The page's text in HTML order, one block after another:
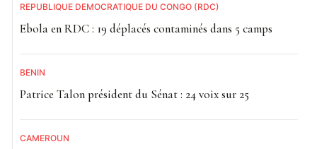
RÉPUBLIQUE DÉMOCRATIQUE DU CONGO (RDC)
Ebola en RDC : 19 déplacés contaminés dans 5 camps
BÉNIN
Patrice Talon président du Sénat : 24 voix sur 25
CAMEROUN